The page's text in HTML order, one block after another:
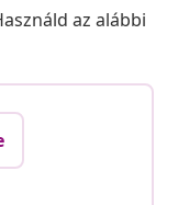
az alábbi